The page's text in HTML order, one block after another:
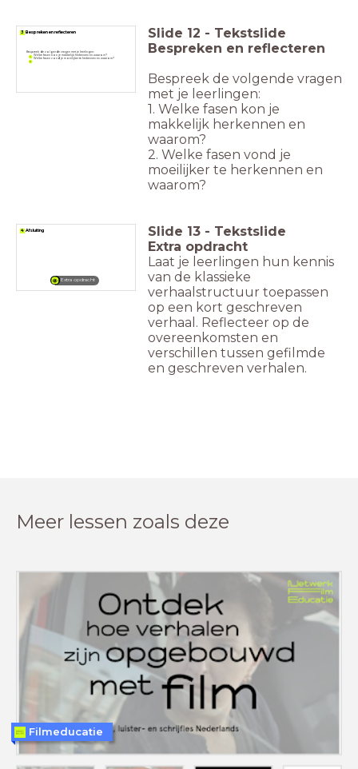
Bespreek de volgende vragen met je leerlingen:
Welke fasen kon je makkelijk herkennen en waarom?
Welke fasen vond je moeilijker te herkennen en waarom?
3 Bespreken en reflecteren Slide 12 - Tekstslide
Bespreken en reflecteren
Bespreek de volgende vragen
met je leerlingen:
1. Welke fasen kon je
makkelijk herkennen en
waarom?
2. Welke fasen vond je
moeilijker te herkennen en
waarom?
4 Afsluiting
Extra opdracht
Slide 13 - Tekstslide
Extra opdracht
Laat je leerlingen hun kennis
van de klassieke
verhaalstructuur toepassen
op een kort geschreven
verhaal. Reflecteer op de
overeenkomsten en
verschillen tussen gefilmde
en geschreven verhalen.
Meer lessen zoals deze
Filmeducatie